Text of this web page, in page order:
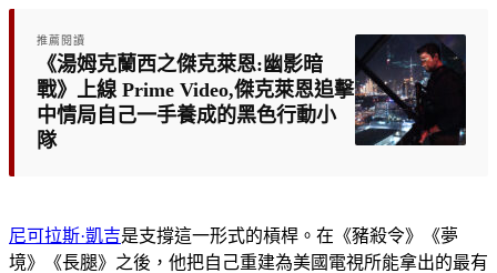
推薦閱讀
《湯姆克蘭西之傑克萊恩:幽影暗
戰》上線 Prime Video,傑克萊恩追擊
中情局自己一手養成的黑色行動小
隊
尼可拉斯·凱吉是支撐這一形式的槓桿。在《豬殺令》《夢
境》《長腿》之後，他把自己重建為美國電視所能拿出的最有